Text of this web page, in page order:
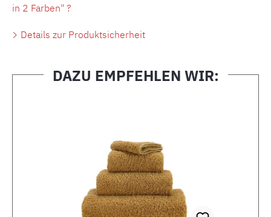
in 2 Farben" ?
Details zur Produktsicherheit
DAZU EMPFEHLEN WIR: